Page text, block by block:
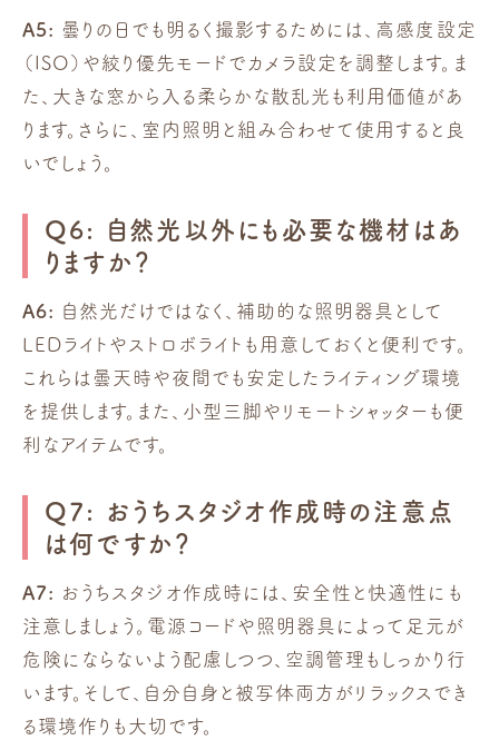
A5: 曇りの日でも明るく撮影するためには、高感度設定
（ISO）や絞り優先モードでカメラ設定を調整します。ま
た、大きな窓から入る柔らかな散乱光も利用価値があ
ります。さらに、室内照明と組み合わせて使用すると良
いでしょう。
Q6: 自然光以外にも必要な機材はあ
りますか？
A6: 自然光だけではなく、補助的な照明器具として
LEDライトやストロボライトも用意しておくと便利です。
これらは曇天時や夜間でも安定したライティング環境
を提供します。また、小型三脚やリモートシャッターも便
利なアイテムです。
Q7: おうちスタジオ作成時の注意点
は何ですか？
A7: おうちスタジオ作成時には、安全性と快適性にも
注意しましょう。電源コードや照明器具によって足元が
危険にならないよう配慮しつつ、空調管理もしっかり行
います。そして、自分自身と被写体両方がリラックスでき
る環境作りも大切です。